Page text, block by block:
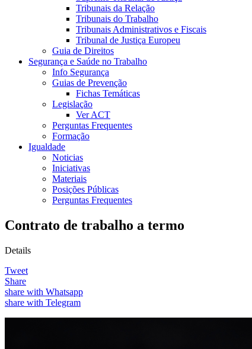
Tribunais da Relação
Tribunais do Trabalho
Tribunais Administrativos e Fiscais
Tribunal de Justiça Europeu
Guia de Direitos
Segurança e Saúde no Trabalho
Info Segurança
Guias de Prevenção
Fichas Temáticas
Legislação
Ver ACT
Perguntas Frequentes
Formação
Igualdade
Noticias
Iniciativas
Materiais
Posições Públicas
Perguntas Frequentes
Contrato de trabalho a termo
Details
Tweet
Share
share with Whatsapp
share with Telegram